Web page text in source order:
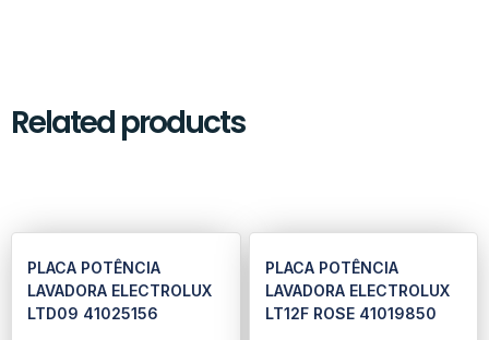
Related products
PLACA POTÊNCIA
LAVADORA ELECTROLUX
LTD09 41025156
PLACA POTÊNCIA
LAVADORA ELECTROLUX
LT12F ROSE 41019850